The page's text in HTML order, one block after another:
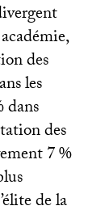
des
les
dans
des
7%
de la